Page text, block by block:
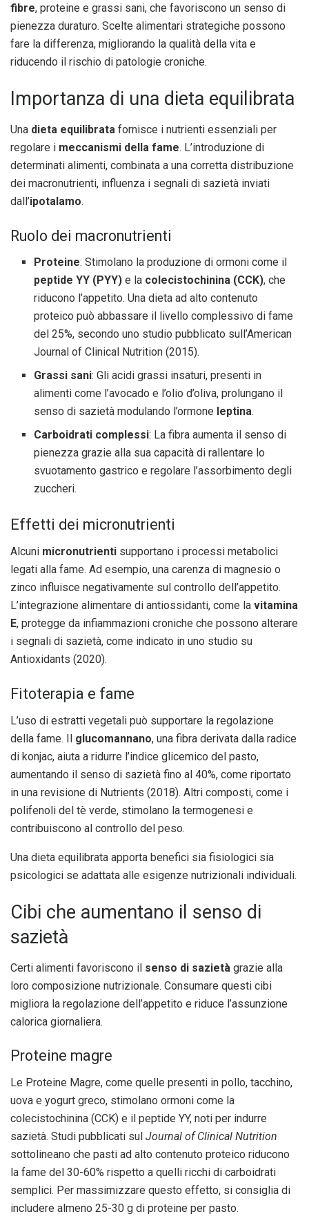
fibre, proteine e grassi sani, che favoriscono un senso di
pienezza duraturo. Scelte alimentari strategiche possono
fare la differenza, migliorando la qualità della vita e
riducendo il rischio di patologie croniche.
Importanza di una dieta equilibrata
Una dieta equilibrata fornisce i nutrienti essenziali per
regolare i meccanismi della fame. L’introduzione di
determinati alimenti, combinata a una corretta distribuzione
dei macronutrienti, influenza i segnali di sazietà inviati
dall’ipotalamo.
Ruolo dei macronutrienti
Proteine: Stimolano la produzione di ormoni come il
peptide YY (PYY) e la colecistochinina (CCK), che
riducono l’appetito. Una dieta ad alto contenuto
proteico può abbassare il livello complessivo di fame
del 25%, secondo uno studio pubblicato sull’American
Journal of Clinical Nutrition (2015).
Grassi sani: Gli acidi grassi insaturi, presenti in
alimenti come l’avocado e l’olio d’oliva, prolungano il
senso di sazietà modulando l’ormone leptina.
Carboidrati complessi: La fibra aumenta il senso di
pienezza grazie alla sua capacità di rallentare lo
svuotamento gastrico e regolare l’assorbimento degli
zuccheri.
Effetti dei micronutrienti
Alcuni micronutrienti supportano i processi metabolici
legati alla fame. Ad esempio, una carenza di magnesio o
zinco influisce negativamente sul controllo dell’appetito.
L’integrazione alimentare di antiossidanti, come la vitamina
E, protegge da infiammazioni croniche che possono alterare
i segnali di sazietà, come indicato in uno studio su
Antioxidants (2020).
Fitoterapia e fame
L’uso di estratti vegetali può supportare la regolazione
della fame. Il glucomannano, una fibra derivata dalla radice
di konjac, aiuta a ridurre l’indice glicemico del pasto,
aumentando il senso di sazietà fino al 40%, come riportato
in una revisione di Nutrients (2018). Altri composti, come i
polifenoli del tè verde, stimolano la termogenesi e
contribuiscono al controllo del peso.
Una dieta equilibrata apporta benefici sia fisiologici sia
psicologici se adattata alle esigenze nutrizionali individuali.
Cibi che aumentano il senso di
sazietà
Certi alimenti favoriscono il senso di sazietà grazie alla
loro composizione nutrizionale. Consumare questi cibi
migliora la regolazione dell’appetito e riduce l’assunzione
calorica giornaliera.
Proteine magre
Le Proteine Magre, come quelle presenti in pollo, tacchino,
uova e yogurt greco, stimolano ormoni come la
colecistochinina (CCK) e il peptide YY, noti per indurre
sazietà. Studi pubblicati sul Journal of Clinical Nutrition
sottolineano che pasti ad alto contenuto proteico riducono
la fame del 30-60% rispetto a quelli ricchi di carboidrati
semplici. Per massimizzare questo effetto, si consiglia di
includere almeno 25-30 g di proteine per pasto.